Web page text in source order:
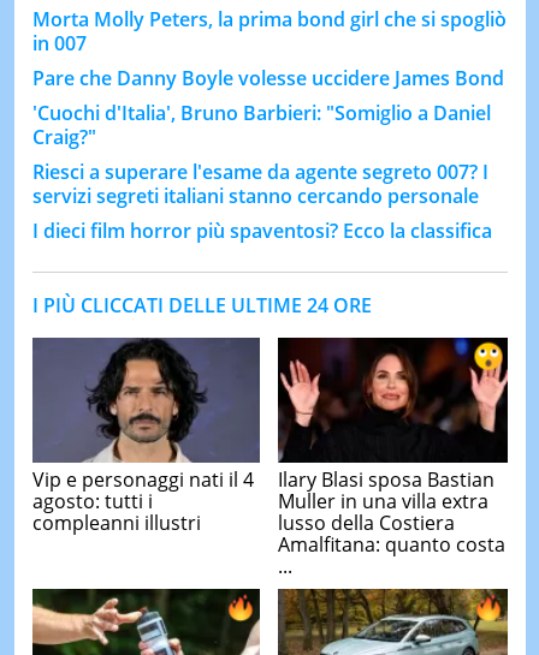
Morta Molly Peters, la prima bond girl che si spogliò
in 007
Pare che Danny Boyle volesse uccidere James Bond
'Cuochi d'Italia', Bruno Barbieri: "Somiglio a Daniel
Craig?"
Riesci a superare l'esame da agente segreto 007? I
servizi segreti italiani stanno cercando personale
I dieci film horror più spaventosi? Ecco la classifica
I PIÙ CLICCATI DELLE ULTIME 24 ORE
Vip e personaggi nati il 4
agosto: tutti i
compleanni illustri
Ilary Blasi sposa Bastian
Muller in una villa extra
lusso della Costiera
Amalfitana: quanto costa
...